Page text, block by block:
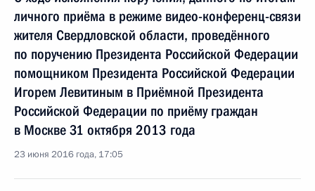
личного приёма в режиме видео-конференц-связи
жителя Свердловской области, проведённого
по поручению Президента Российской Федерации
помощником Президента Российской Федерации
Игорем Левитиным в Приёмной Президента
Российской Федерации по приёму граждан
в Москве 31 октября 2013 года
23 июня 2016 года, 17:05